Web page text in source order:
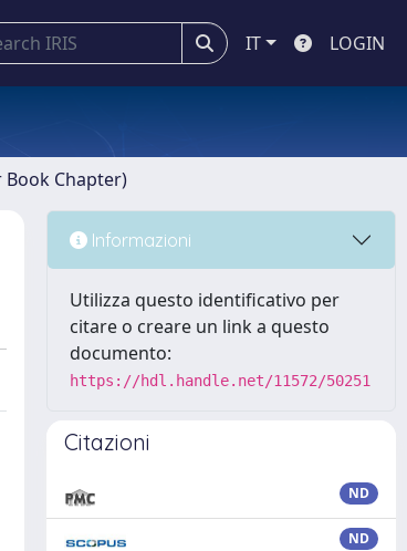
IT LOGIN
Book Chapter)
Informazioni
Utilizza questo identificativo per
citare o creare un link a questo
documento:
https://hdl.handle.net/11572/50251
Citazioni
ND
ND